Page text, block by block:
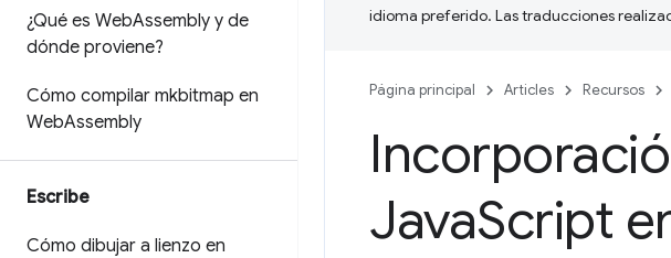
¿Qué es WebAssembly y de
dónde proviene?
Cómo compilar mkbitmap en
WebAssembly
Escribe
Cómo dibujar a lienzo en
idioma preferido. Las traducciones
Página principal Articles Recursos
JavaScript